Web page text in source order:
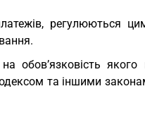
регулюються
обов’язковість
та іншими